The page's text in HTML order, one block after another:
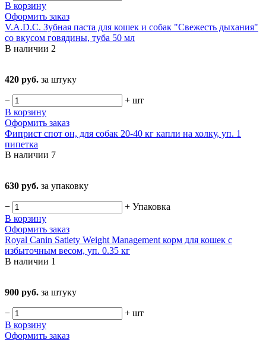
В корзину
Оформить заказ
V.A.D.C. Зубная паста для кошек и собак "Свежесть дыхания"
со вкусом говядины, туба 50 мл
В наличии 2
420 руб. за штуку
− + шт
В корзину
Оформить заказ
Фиприст спот он, для собак 20-40 кг капли на холку, уп. 1
пипетка
В наличии 7
630 руб. за упаковку
− + Упаковка
В корзину
Оформить заказ
Royal Canin Satiety Weight Management корм для кошек с
избыточным весом, уп. 0.35 кг
В наличии 1
900 руб. за штуку
− + шт
В корзину
Оформить заказ